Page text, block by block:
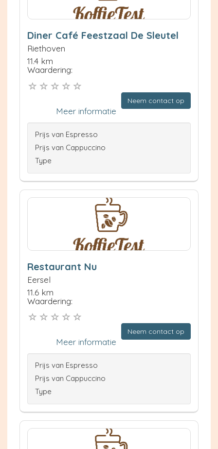
Diner Café Feestzaal De Sleutel
Riethoven
11.4 km
Waardering:
Neem contact op
Meer informatie
Prijs van Espresso
Prijs van Cappuccino
Type
Restaurant Nu
Eersel
11.6 km
Waardering:
Neem contact op
Meer informatie
Prijs van Espresso
Prijs van Cappuccino
Type